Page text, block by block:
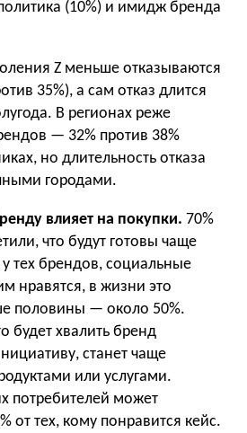
(10%) и имидж бренда
Z меньше отказываются
35%), а сам отказ длится
В регионах реже
— 32% против 38%
но длительность отказа
городами.
влияет на покупки. 70%
что будут готовы чаще
тех брендов, социальные
нравятся, в жизни это
половины — около 50%.
будет хвалить бренд
станет чаще
или услугами.
потребителей может
от тех, кому понравится кейс.